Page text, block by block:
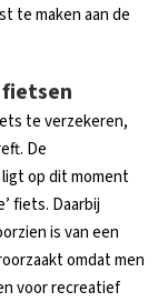
te maken aan de
te verzekeren,
De
op dit moment
fiets. Daarbij
is van een
omdat men
voor recreatief